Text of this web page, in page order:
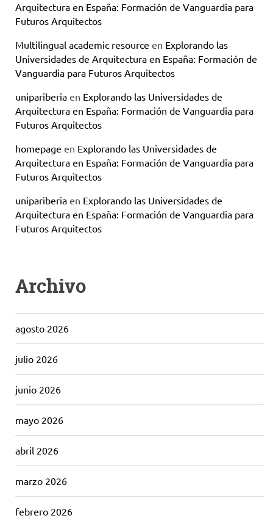
Arquitectura en España: Formación de Vanguardia para
Futuros Arquitectos
Multilingual academic resource en Explorando las
Universidades de Arquitectura en España: Formación de
Vanguardia para Futuros Arquitectos
unipariberia en Explorando las Universidades de
Arquitectura en España: Formación de Vanguardia para
Futuros Arquitectos
homepage en Explorando las Universidades de
Arquitectura en España: Formación de Vanguardia para
Futuros Arquitectos
unipariberia en Explorando las Universidades de
Arquitectura en España: Formación de Vanguardia para
Futuros Arquitectos
Archivo
agosto 2026
julio 2026
junio 2026
mayo 2026
abril 2026
marzo 2026
febrero 2026